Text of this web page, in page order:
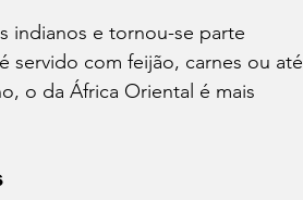
indianos e tornou-se parte
servido com feijão, carnes ou até
o da África Oriental é mais